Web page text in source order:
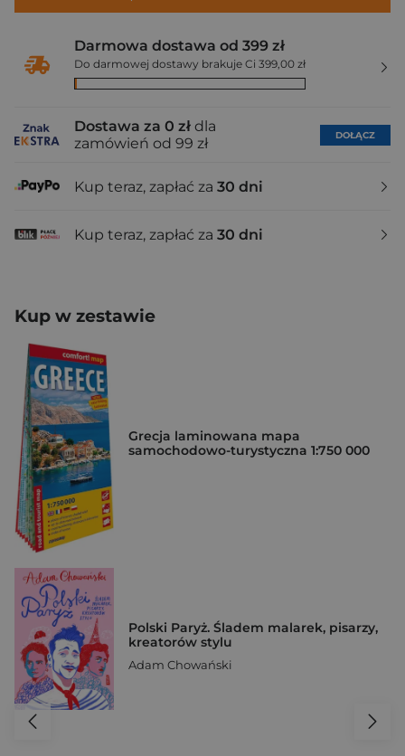
Darmowa dostawa od 399 zł
Do darmowej dostawy brakuje Ci 399,00 zł
Dostawa za 0 zł dla
zamówień od 99 zł
DOŁĄCZ
Kup teraz, zapłać za 30 dni
Kup teraz, zapłać za 30 dni
Kup w zestawie
Grecja laminowana mapa
samochodowo-turystyczna 1:750 000
Polski Paryż. Śladem malarek, pisarzy,
kreatorów stylu
Adam Chowański